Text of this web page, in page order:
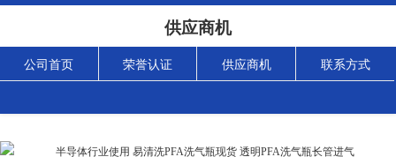
供应商机
公司首页 荣誉认证 供应商机 联系方式